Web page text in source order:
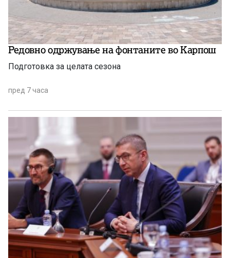
Редовно одржување на фонтаните во Карпош
Подготовка за целата сезона
пред 7 часа